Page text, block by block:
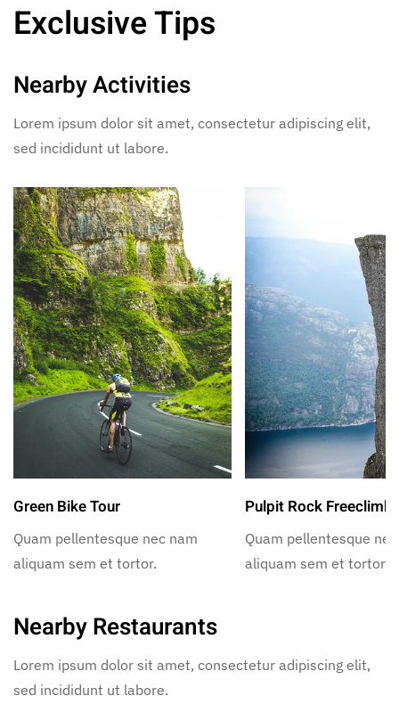
Exclusive Tips
Nearby Activities
Lorem ipsum dolor sit amet, consectetur adipiscing elit,
sed incididunt ut labore.
Green Bike Tour
Quam pellentesque nec nam
aliquam sem et tortor.
Pulpit Rock
Quam pellentesque
aliquam sem et tortor.
Nearby Restaurants
Lorem ipsum dolor sit amet, consectetur adipiscing elit,
sed incididunt ut labore.